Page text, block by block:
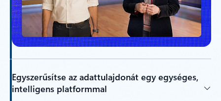
Egyszerűsítse az adattulajdonát egy egységes,
intelligens platformmal